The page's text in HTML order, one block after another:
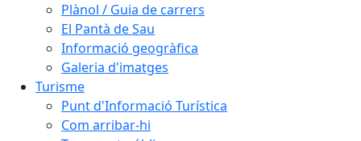
Plànol / Guia de carrers
El Pantà de Sau
Informació geogràfica
Galeria d'imatges
Turisme
Punt d'Informació Turística
Com arribar-hi